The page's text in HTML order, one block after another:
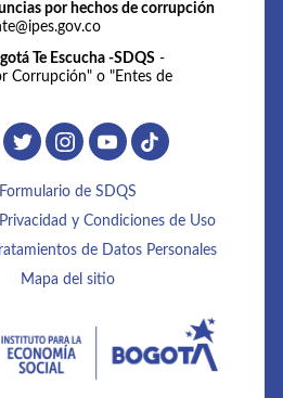
por hechos de corrupción
Te Escucha -SDQS -
Corrupción" o "Entes de
Formulario de SDQS
y Condiciones de Uso
de Datos Personales
Mapa del sitio